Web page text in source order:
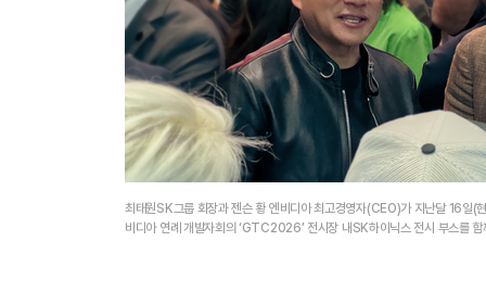
최태원SK그룹 회장과 젠슨 황 엔비디아 최고경영자(CEO)가 지난달 16일(
비디아 연례 개발자회의 ‘GTC2026’ 전시장 내SK하이닉스 전시 부스를